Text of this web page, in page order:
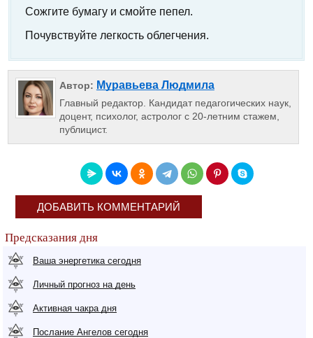
Сожгите бумагу и смойте пепел.
Почувствуйте легкость облегчения.
Автор: Муравьева Людмила
Главный редактор. Кандидат педагогических наук,
доцент, психолог, астролог с 20-летним стажем,
публицист.
ДОБАВИТЬ КОММЕНТАРИЙ
Предсказания дня
Ваша энергетика сегодня
Личный прогноз на день
Активная чакра дня
Послание Ангелов сегодня